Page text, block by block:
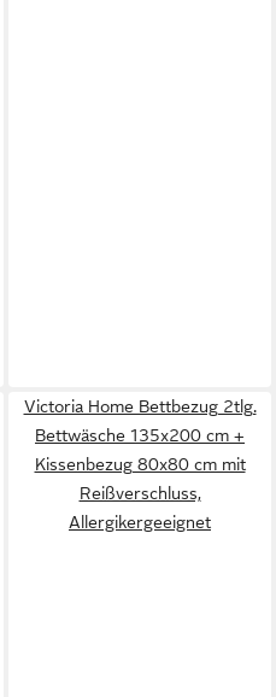
Victoria Home Bettbezug 2tlg.
Bettwäsche 135x200 cm +
Kissenbezug 80x80 cm mit
Reißverschluss,
Allergikergeeignet